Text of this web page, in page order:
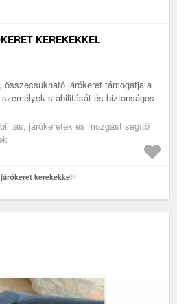
KEREKEKKEL
járókeret támogatja a
stabilitását és biztonságos
járókeretek és mozgást segítő
kerekekkel